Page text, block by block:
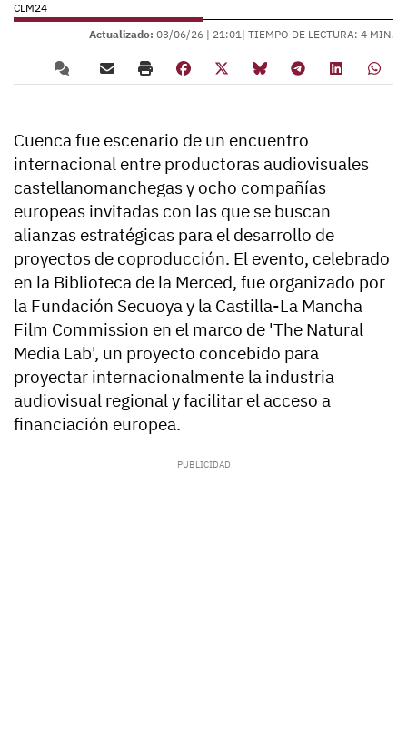
CLM24
Actualizado: 03/06/26 | 21:01| TIEMPO DE LECTURA: 4 MIN.
Cuenca fue escenario de un encuentro
internacional entre productoras audiovisuales
castellanomanchegas y ocho compañías
europeas invitadas con las que se buscan
alianzas estratégicas para el desarrollo de
proyectos de coproducción. El evento, celebrado
en la Biblioteca de la Merced, fue organizado por
la Fundación Secuoya y la Castilla-La Mancha
Film Commission en el marco de 'The Natural
Media Lab', un proyecto concebido para
proyectar internacionalmente la industria
audiovisual regional y facilitar el acceso a
financiación europea.